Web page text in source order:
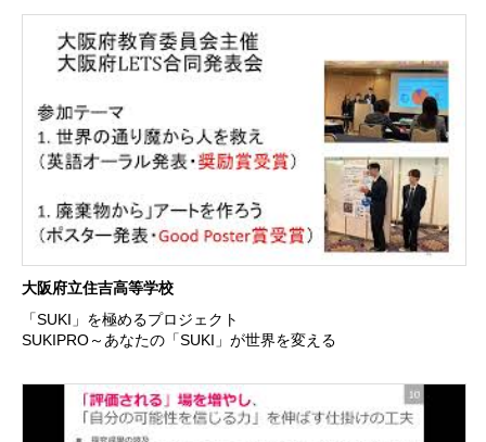
大阪府立住吉高等学校
「SUKI」を極めるプロジェクト
SUKIPRO～あなたの「SUKI」が世界を変える